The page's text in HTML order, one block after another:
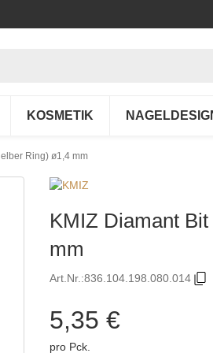
KOSMETIK
Ring) ø1,4 mm
KMIZ Diamant
mm
Art.Nr.:836.104.198.080.014
5,35 €
pro Pck.